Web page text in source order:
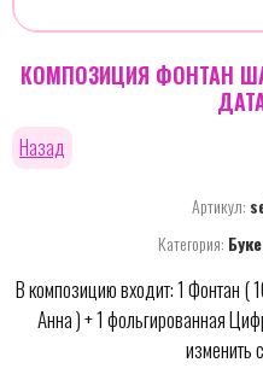
КОМПОЗИЦИЯ ФОНТАН
Назад
Артикул:
Категория:
В композицию входит: 1 Фонтан (
Анна ) + 1 фольгированная
изменить